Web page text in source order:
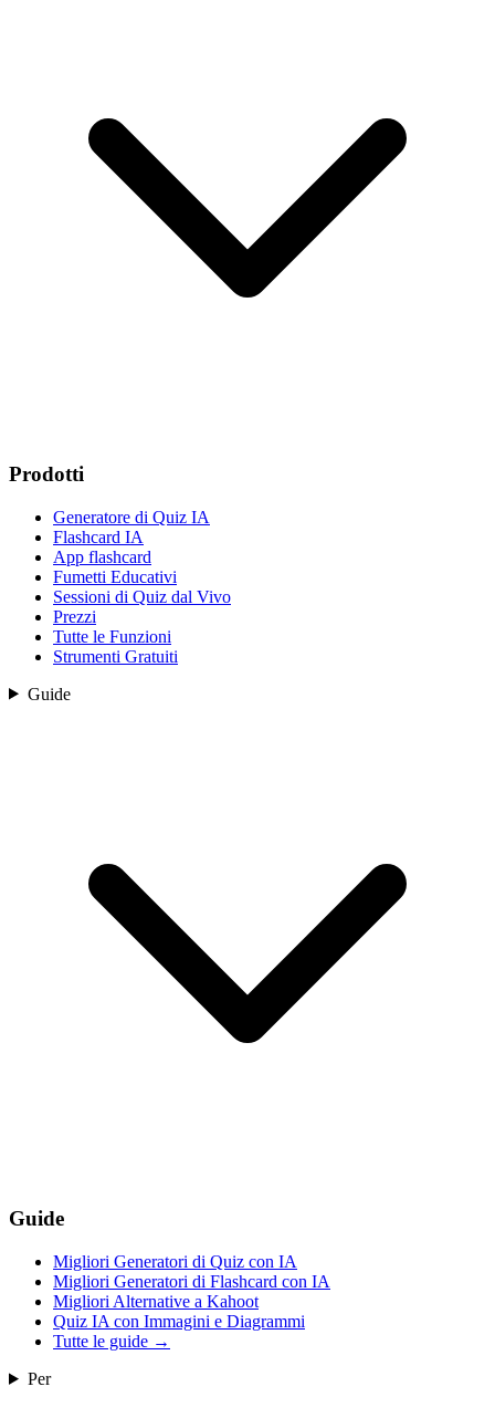
Prodotti
Generatore di Quiz IA
Flashcard IA
App flashcard
Fumetti Educativi
Sessioni di Quiz dal Vivo
Prezzi
Tutte le Funzioni
Strumenti Gratuiti
Guide
Guide
Migliori Generatori di Quiz con IA
Migliori Generatori di Flashcard con IA
Migliori Alternative a Kahoot
Quiz IA con Immagini e Diagrammi
Tutte le guide →
Per